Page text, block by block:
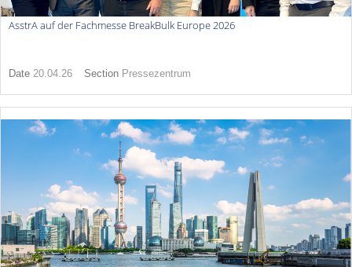
AsstrA auf der Fachmesse BreakBulk Europe 2026
Date 20.04.26 Section Pressezentrum